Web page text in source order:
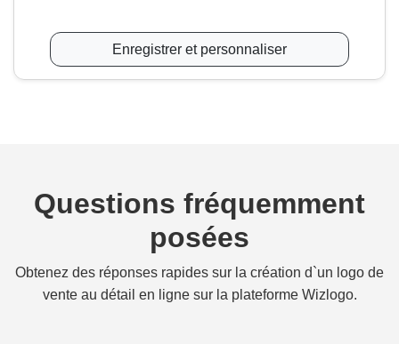
Enregistrer et personnaliser
Questions fréquemment
posées
Obtenez des réponses rapides sur la création d`un logo de
vente au détail en ligne sur la plateforme Wizlogo.